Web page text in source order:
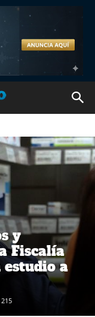
y
Fiscalía
a
215